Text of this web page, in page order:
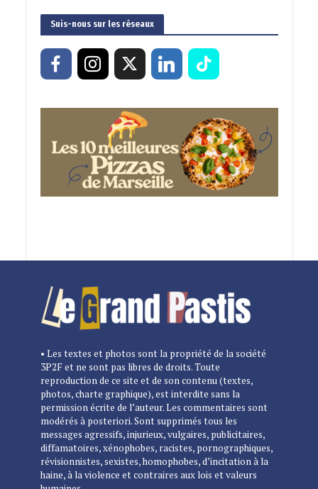
Suis-nous sur les réseaux
• Les textes et photos sont la propriété de la société
3P2F et ne sont pas libres de droits. Toute
reproduction de ce site et de son contenu (textes,
photos, charte graphique), est interdite sans la
permission écrite de l’auteur. Les commentaires sont
modérés à posteriori. Sont supprimés tous les
messages agressifs, injurieux, vulgaires, publicitaires,
diffamatoires, xénophobes, racistes, pornographiques,
révisionnistes, sexistes, homophobes, d’incitation à la
haine, à la violence et contraires aux lois et valeurs